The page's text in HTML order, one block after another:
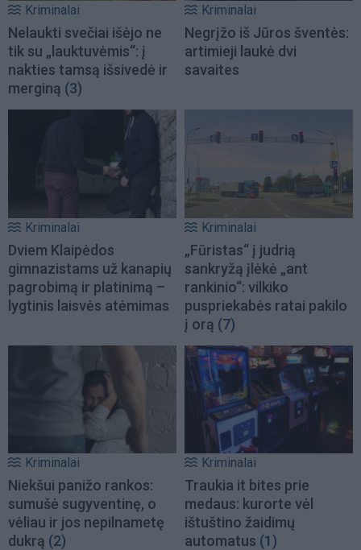
Kriminalai
Nelaukti svečiai išėjo ne
tik su „lauktuvėmis“: į
nakties tamsą išsivedė ir
merginą (3)
Kriminalai
Negrįžo iš Jūros šventės:
artimieji laukė dvi
savaites
Kriminalai
Dviem Klaipėdos
gimnazistams už kanapių
pagrobimą ir platinimą –
lygtinis laisvės atėmimas
Kriminalai
„Fūristas“ į judrią
sankryžą įlėkė „ant
rankinio“: vilkiko
puspriekabės ratai pakilo
į orą (7)
Kriminalai
Niekšui panižo rankos:
sumušė sugyventinę, o
vėliau ir jos nepilnametę
dukrą (2)
Kriminalai
Traukia it bites prie
medaus: kurorte vėl
ištuštino žaidimų
automatus (1)